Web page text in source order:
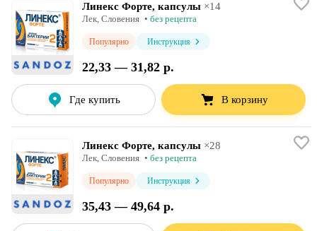
Линекс Форте, капсулы ×14
Лек, Словения • без рецепта
Популярно Инструкция
22,33 — 31,82 р.
Где купить В корзину
Линекс Форте, капсулы ×28
Лек, Словения • без рецепта
Популярно Инструкция
35,43 — 49,64 р.